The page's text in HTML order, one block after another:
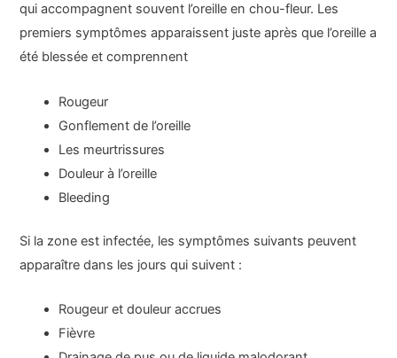
qui accompagnent souvent l’oreille en chou-fleur. Les
premiers symptômes apparaissent juste après que l’oreille a
été blessée et comprennent
Rougeur
Gonflement de l’oreille
Les meurtrissures
Douleur à l’oreille
Bleeding
Si la zone est infectée, les symptômes suivants peuvent
apparaître dans les jours qui suivent :
Rougeur et douleur accrues
Fièvre